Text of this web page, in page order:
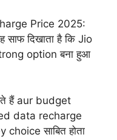
Price 2025:
दिखाता है कि Jio
option बना हुआ
हैं aur budget
data recharge
साबित होता